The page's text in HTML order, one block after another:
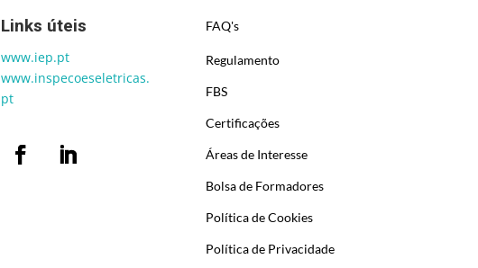
Links úteis
www.iep.pt
www.inspecoeseletricas.
pt
FAQ's
Regulamento
FBS
Certificações
Áreas de Interesse
Bolsa de Formadores
Política de Cookies
Política de Privacidade